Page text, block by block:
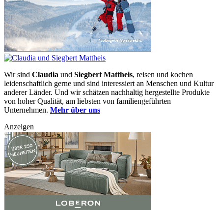
Wir sind Claudia und Siegbert Mattheis, reisen und kochen
leidenschaftlich gerne und sind interessiert an Menschen und Kultur
anderer Länder. Und wir schätzen nachhaltig hergestellte Produkte
von hoher Qualität, am liebsten von familiengeführten
Unternehmen. Mehr über uns
Anzeigen